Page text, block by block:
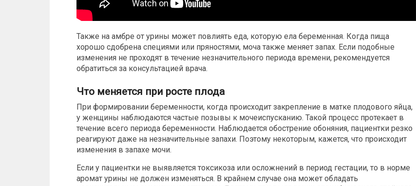
Также на амбре от урины может повлиять еда, которую ела беременная. Когда пища
хорошо сдобрена специями или пряностями, моча также меняет запах. Если подобные
изменения не проходят в течение незначительного периода времени, рекомендуется
обратиться за консультацией врача.
Что меняется при росте плода
При формировании беременности, когда происходит закрепление в матке плодового яйца,
у женщины наблюдаются частые позывы к мочеиспусканию. Такой процесс протекает в
течение всего периода беременности. Наблюдается обострение обоняния, пациентки резко
реагируют даже на незначительные запахи. Поэтому некоторым, кажется, что происходит
изменения в запахе мочи.
Если у пациентки не выявляется токсикоза или осложнений в период гестации, то в норме
аромат урины не должен изменяться. В крайнем случае она может обладать